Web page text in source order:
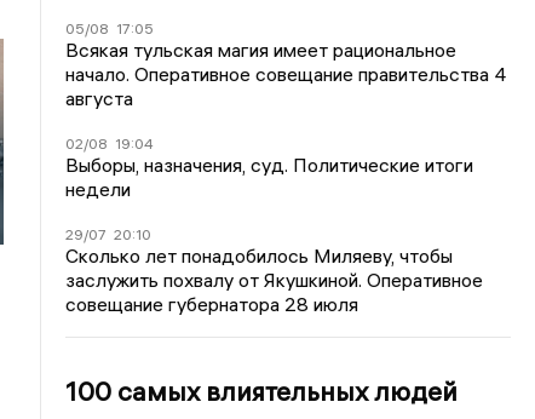
05/08 17:05
Всякая тульская магия имеет рациональное
начало. Оперативное совещание правительства 4
августа
02/08 19:04
Выборы, назначения, суд. Политические итоги
недели
29/07 20:10
Сколько лет понадобилось Миляеву, чтобы
заслужить похвалу от Якушкиной. Оперативное
совещание губернатора 28 июля
100 самых влиятельных людей